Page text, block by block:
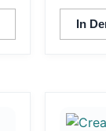
In